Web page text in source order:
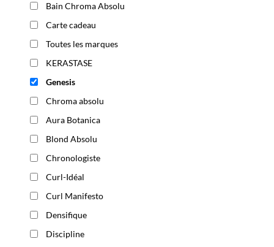
Bain Chroma Absolu
Carte cadeau
Toutes les marques
KERASTASE
Genesis
Chroma absolu
Aura Botanica
Blond Absolu
Chronologiste
Curl-Idéal
Curl Manifesto
Densifique
Discipline